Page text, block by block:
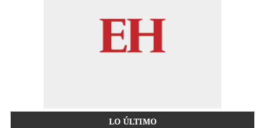
LO ÚLTIMO